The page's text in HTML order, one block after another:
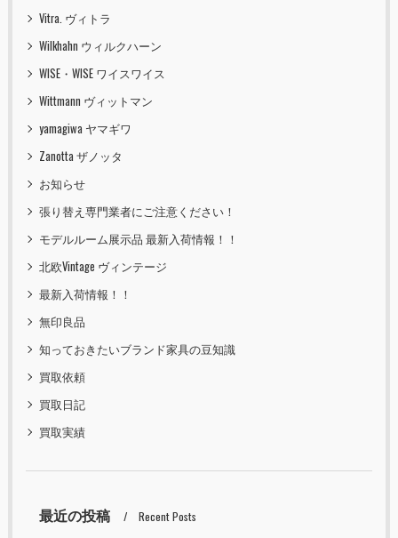
Vitra. ヴィトラ
Wilkhahn ウィルクハーン
WISE・WISE ワイスワイス
Wittmann ヴィットマン
yamagiwa ヤマギワ
Zanotta ザノッタ
お知らせ
張り替え専門業者にご注意ください！
モデルルーム展示品 最新入荷情報！！
北欧Vintage ヴィンテージ
最新入荷情報！！
無印良品
知っておきたいブランド家具の豆知識
買取依頼
買取日記
買取実績
最近の投稿 Recent Posts